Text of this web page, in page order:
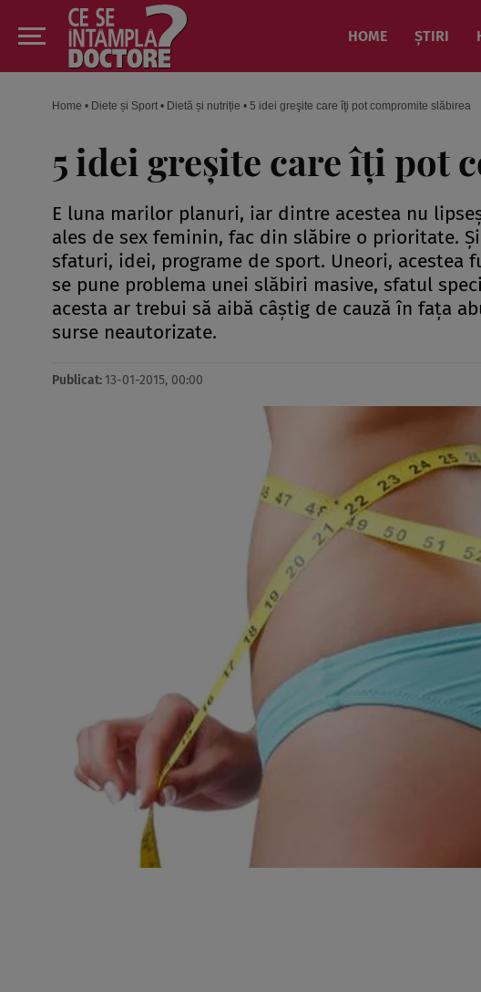
HOME ȘTIRI
Home • Diete și Sport • Dietă și nutriție • 5 idei greşite care îţi pot compromite slăbirea
5 idei greşite care îţi pot
E luna marilor planuri, iar dintre acestea nu
ales de sex feminin, fac din slăbire o prioritate.
sfaturi, idei, programe de sport. Uneori, acestea
se pune problema unei slăbiri masive, sfatul
acesta ar trebui să aibă câştig de cauză în faţa
surse neautorizate.
Publicat: 13-01-2015, 00:00